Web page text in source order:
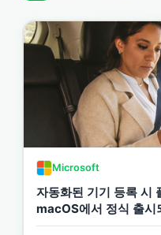
Microsoft
자동화된 기기 등록 시
macOS에서 정식 출시